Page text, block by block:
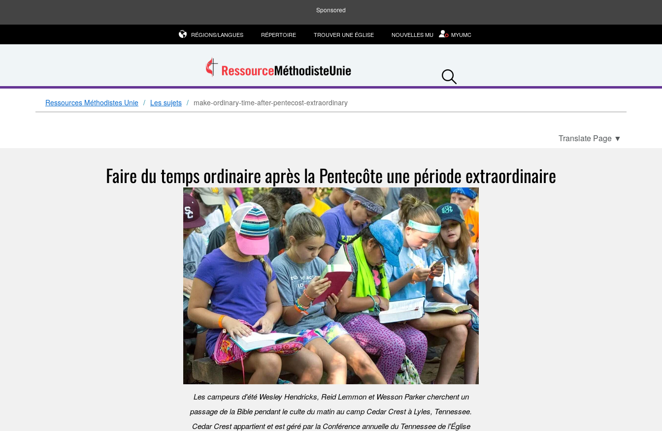
Sponsored
RÉGIONS/LANGUES RÉPERTOIRE TROUVER UNE ÉGLISE NOUVELLES MU MYUMC
Ressources Méthodistes Unie Les sujets make-ordinary-time-after-pentecost-extraordinary
Translate Page ▼
Faire du temps ordinaire après la Pentecôte une période extraordinaire
Les campeurs d'été Wesley Hendricks, Reid Lemmon et Wesson Parker cherchent un
passage de la Bible pendant le culte du matin au camp Cedar Crest à Lyles, Tennessee.
Cedar Crest appartient et est géré par la Conférence annuelle du Tennessee de l'Église